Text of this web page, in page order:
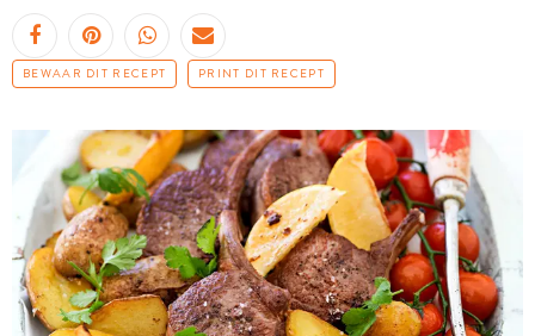
BEWAAR DIT RECEPT PRINT DIT RECEPT